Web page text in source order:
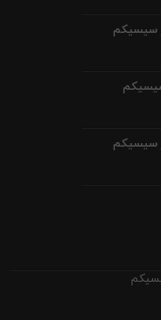
سیسیکم
سیسیکم